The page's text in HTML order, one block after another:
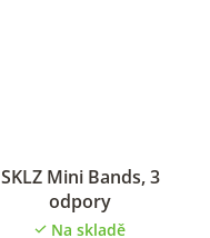
SKLZ Mini Bands, 3
odpory
hodnocení
produktu
Na skladě